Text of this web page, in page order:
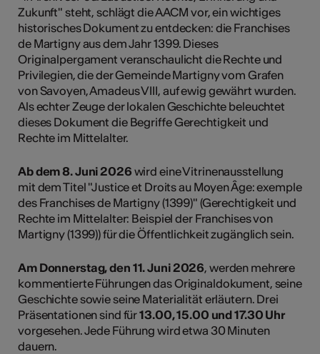
Zukunft" steht, schlägt die AACM vor, ein wichtiges
historisches Dokument zu entdecken: die Franchises
de Martigny aus dem Jahr 1399. Dieses
Originalpergament veranschaulicht die Rechte und
Privilegien, die der Gemeinde Martigny vom Grafen
von Savoyen, Amadeus VIII, auf ewig gewährt wurden.
Als echter Zeuge der lokalen Geschichte beleuchtet
dieses Dokument die Begriffe Gerechtigkeit und
Rechte im Mittelalter.
Ab dem 8. Juni 2026 wird eine Vitrinenausstellung
mit dem Titel "Justice et Droits au Moyen Âge: exemple
des Franchises de Martigny (1399)" (Gerechtigkeit und
Rechte im Mittelalter: Beispiel der Franchises von
Martigny (1399)) für die Öffentlichkeit zugänglich sein.
Am Donnerstag, den 11. Juni 2026, werden mehrere
kommentierte Führungen das Originaldokument, seine
Geschichte sowie seine Materialität erläutern. Drei
Präsentationen sind für13.00, 15.00 und 17.30 Uhr
vorgesehen. Jede Führung wird etwa 30 Minuten
dauern.